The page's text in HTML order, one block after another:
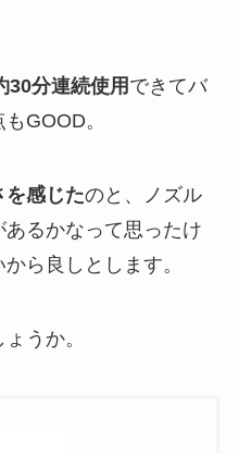
30分連続使用できてバ
GOOD。
を感じたのと、ノズル
るかなって思ったけ
ら良しとします。
うか。